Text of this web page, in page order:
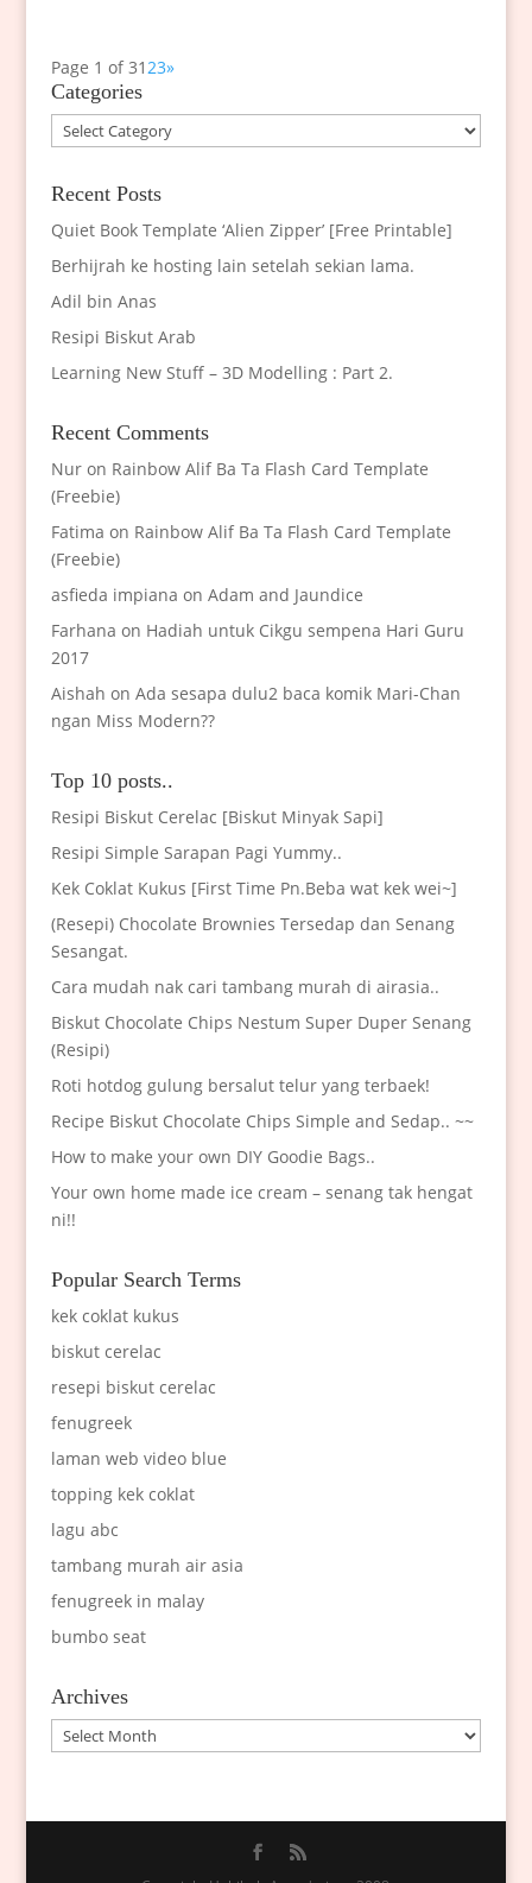
Page 1 of 3123»
Categories
Categories
Recent Posts
Quiet Book Template ‘Alien Zipper’ [Free Printable]
Berhijrah ke hosting lain setelah sekian lama.
Adil bin Anas
Resipi Biskut Arab
Learning New Stuff – 3D Modelling : Part 2.
Recent Comments
Nuron Rainbow Alif Ba Ta Flash Card Template
(Freebie)
Fatima on Rainbow Alif Ba Ta Flash Card Template
(Freebie)
asfieda impiana on Adam and Jaundice
Farhana on Hadiah untuk Cikgu sempena Hari Guru
2017
Aishah on Ada sesapa dulu2 baca komik Mari-Chan
ngan Miss Modern??
Top 10 posts..
Resipi Biskut Cerelac [Biskut Minyak Sapi]
Resipi Simple Sarapan Pagi Yummy..
Kek Coklat Kukus [First Time Pn.Beba wat kek wei~]
(Resepi) Chocolate Brownies Tersedap dan Senang
Sesangat.
Cara mudah nak cari tambang murah di airasia..
Biskut Chocolate Chips Nestum Super Duper Senang
(Resipi)
Roti hotdog gulung bersalut telur yang terbaek!
Recipe Biskut Chocolate Chips Simple and Sedap.. ~~
How to make your own DIY Goodie Bags..
Your own home made ice cream – senang tak hengat
ni!!
Popular Search Terms
kek coklat kukus
biskut cerelac
resepi biskut cerelac
fenugreek
laman web video blue
topping kek coklat
lagu abc
tambang murah air asia
fenugreek in malay
bumbo seat
Archives
Archives